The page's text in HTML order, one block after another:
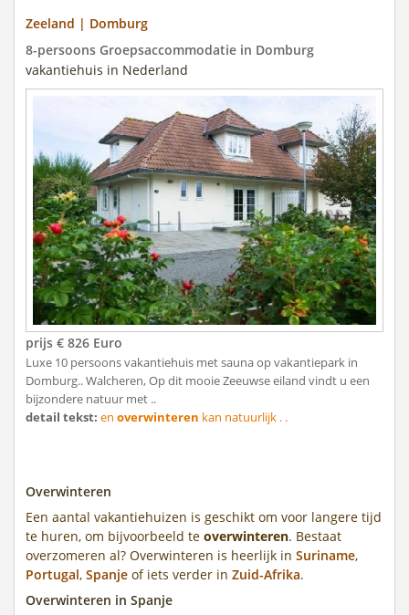
Zeeland | Domburg
8-persoons Groepsaccommodatie in Domburg
vakantiehuis in Nederland
prijs € 826 Euro
Luxe 10 persoons vakantiehuis met sauna op vakantiepark in
Domburg.. Walcheren, Op dit mooie Zeeuwse eiland vindt u een
bijzondere natuur met ..
detail tekst: en overwinteren kan natuurlijk . .
Overwinteren
Een aantal vakantiehuizen is geschikt om voor langere tijd
te huren, om bijvoorbeeld te overwinteren. Bestaat
overzomeren al? Overwinteren is heerlijk in Suriname,
Portugal, Spanje of iets verder in Zuid-Afrika.
Overwinteren in Spanje